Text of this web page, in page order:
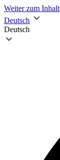
Weiter zum Inhalt
Deutsch
Deutsch